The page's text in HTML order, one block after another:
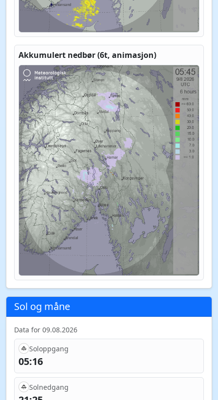
Akkumulert nedbør (6t, animasjon)
Sol og måne
Data for 09.08.2026
Soloppgang
05:16
Solnedgang